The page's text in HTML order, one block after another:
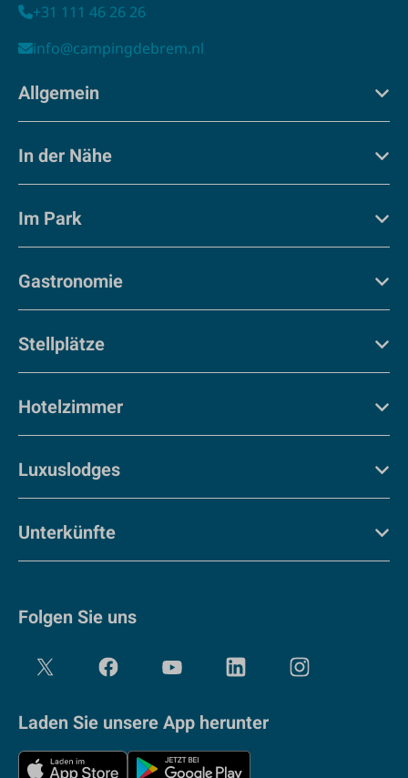
+31 111 46 26 26
info@campingdebrem.nl
Allgemein
In der Nähe
Im Park
Gastronomie
Stellplätze
Hotelzimmer
Luxuslodges
Unterkünfte
Folgen Sie uns
Laden Sie unsere App herunter